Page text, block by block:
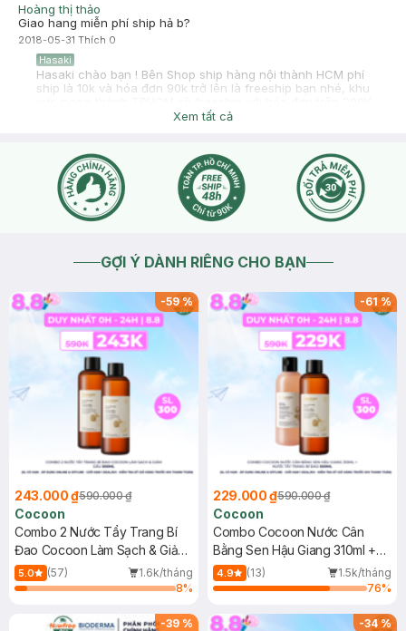
Hoàng thị thảo
Giao hang miễn phí ship hả b?
2018-05-31 Thích 0
Hasaki
Hasaki chào bạn ! Bên Shop ship hàng nội thành HCM phí
ship là 10k và hóa đơn 90k trở lên là freeship bạn nhé, khu
Đối với khách tỉnh shop sẽ freeship với hóa đơn trên 700k,
Xem tất cả
GỢI Ý DÀNH RIÊNG CHO BẠN
-59%
243.000 ₫590.000 ₫
Cocoon
Combo 2 Nước Tẩy Trang Bí
Đao Cocoon Làm Sạch & Giảm
Dầu 500ml
5.0 (57)
1.6k/tháng
8%
-61%
229.000 ₫590.000 ₫
Cocoon
Combo Cocoon Nước Cân
Bằng Sen Hậu Giang 310ml +
Nước Tẩy Trang Bí Đao 500ml
4.9 (13)
1.5k/tháng
76%
-39 % -34%